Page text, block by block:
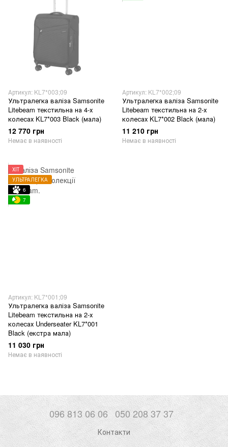
Артикул: KL7*003;09
Ультралегка валіза Samsonite
Litebeam текстильна на 4-х
колесах KL7*003 Black (мала)
12 770 грн
Немає в наявності
Артикул: KL7*002;09
Ультралегка валіза Samsonite
Litebeam текстильна на 2-х
колесах KL7*002 Black (мала)
11 210 грн
Немає в наявності
ХІТ
УЛЬТРАЛЕГКА
6
7
Артикул: KL7*001;09
Ультралегка валіза Samsonite
Litebeam текстильна на 2-х
колесах Underseater KL7*001
Black (екстра мала)
11 030 грн
Немає в наявності
096 813 06 06 050 208 37 37
Контакти